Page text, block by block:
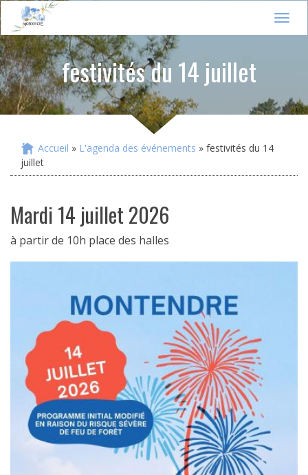
T
o
n
a
festivités du 14 juillet
Vous êtes ici
Accueil » L'agenda des événements » festivités du 14
juillet
mardi 14 juillet 2026
à partir de 10h place des halles